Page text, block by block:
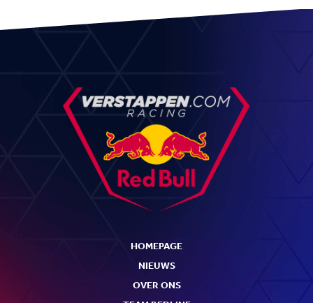
HOMEPAGE
NIEUWS
OVER ONS